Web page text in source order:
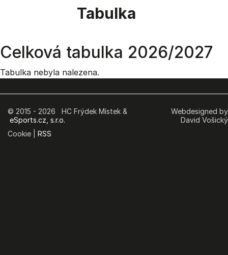
Tabulka
Celková tabulka 2026/2027
Tabulka nebyla nalezena.
© 2015 - 2026 HC Frýdek Místek &
eSports.cz, s.r.o.
Cookie | RSS
Webdesigned by
David Vošický